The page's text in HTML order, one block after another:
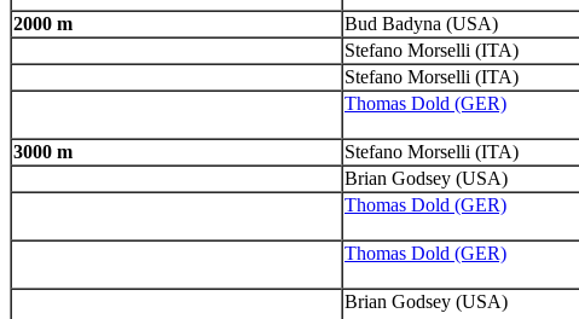
2000 m Bud Badyna (USA)
Stefano Morselli (ITA)
Stefano Morselli (ITA)
Thomas Dold (GER)
3000 m Stefano Morselli (ITA)
Brian Godsey (USA)
Thomas Dold (GER)
Thomas Dold (GER)
Brian Godsey (USA)